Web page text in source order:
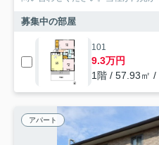
募集中の部屋
101
9.3万円
1階 / 57.93㎡ /
アパート